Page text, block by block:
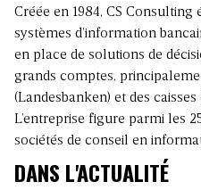
Créée en 1984, CS
systèmes d’information
en place de solutions de
grands comptes,
(Landesbanken) et des caisses
L’entreprise figure parmi les
sociétés de conseil en
DANS L'ACTUALITÉ